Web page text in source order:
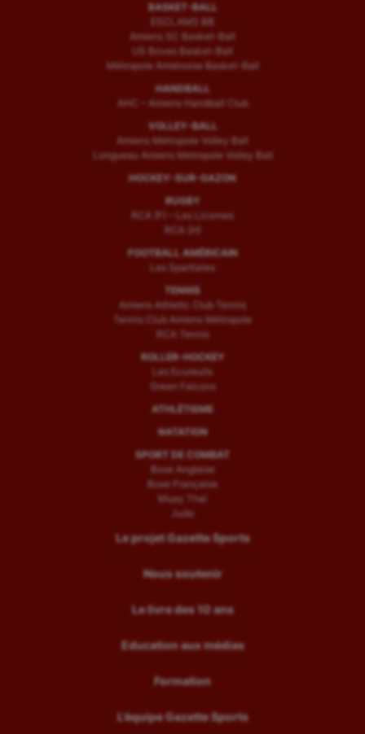
BASKET-BALL
ESCLAMS BB
Amiens SC Basket-Ball
US Boves Basket-Ball
Métropole Amiénoise Basket-Ball
HANDBALL
AHC – Amiens Handball Club
VOLLEY-BALL
Amiens Métropole Volley Ball
Longueau Amiens Metropole Volley Ball
HOCKEY-SUR-GAZON
RUGBY
RCA (F) – Les Licornes
RCA (H)
FOOTBALL AMÉRICAIN
Les Spartiates
TENNIS
Amiens Athletic Club Tennis
Tennis Club Amiens Métropole
RCA Tennis
ROLLER-HOCKEY
Les Ecureuils
Green Falcons
ATHLÉTISME
NATATION
SPORT DE COMBAT
Boxe Anglaise
Boxe Française
Muay Thaï
Judo
Le projet Gazette Sports
Nous soutenir
Le livre des 10 ans
Education aux médias
Formation
L’équipe Gazette Sports